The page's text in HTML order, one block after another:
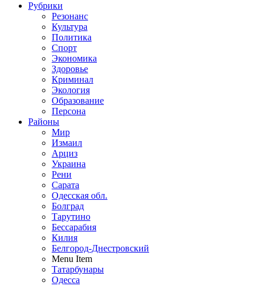
Рубрики
Резонанс
Культура
Политика
Спорт
Экономика
Здоровье
Криминал
Экология
Образование
Персона
Районы
Мир
Измаил
Арциз
Украина
Рени
Сарата
Одесская обл.
Болград
Тарутино
Бессарабия
Килия
Белгород-Днестровский
Menu Item
Татарбунары
Одесса